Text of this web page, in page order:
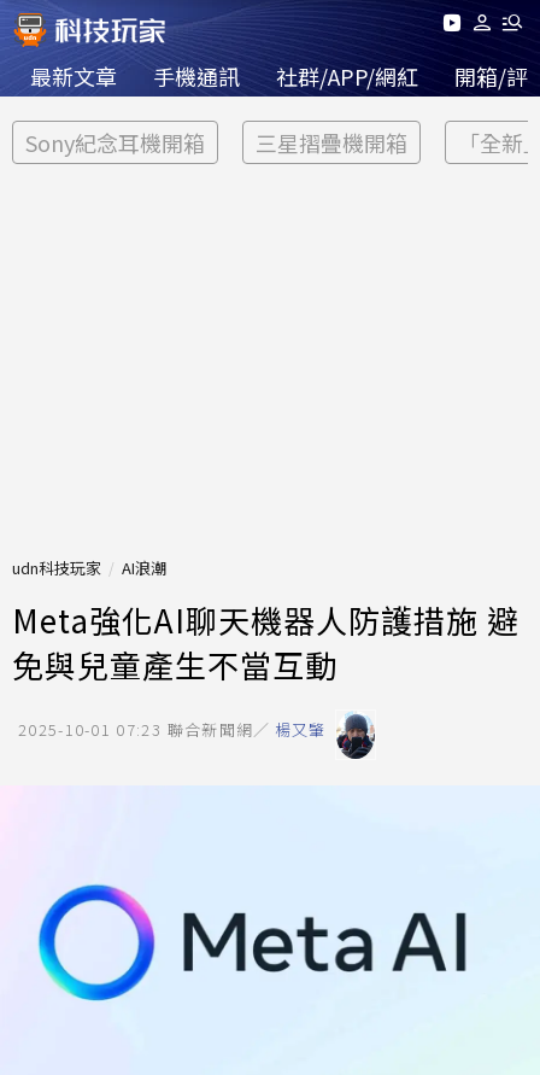
最新文章 手機通訊 社群/APP/網紅 開箱/評
Sony紀念耳機開箱 三星摺疊機開箱 「全新
udn科技玩家 AI浪潮
Meta強化AI聊天機器人防護措施 避
免與兒童產生不當互動
2025-10-01 07:23 聯合新聞網／ 楊又肇